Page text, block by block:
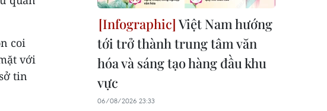
coi
với
tin
Việt Nam hướng
tới trở thành trung tâm văn
hóa và sáng tạo hàng đầu khu
vực
06/08/2026 23:33